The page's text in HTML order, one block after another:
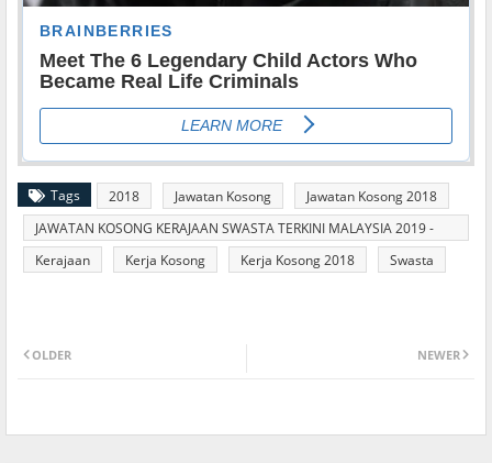
Tags 2018 Jawatan Kosong
Jawatan Kosong 2018
JAWATAN KOSONG KERAJAAN SWASTA TERKINI MALAYSIA 2019 -
2020
Kerajaan Kerja Kosong Kerja Kosong 2018 Swasta
NEWER
OLDER